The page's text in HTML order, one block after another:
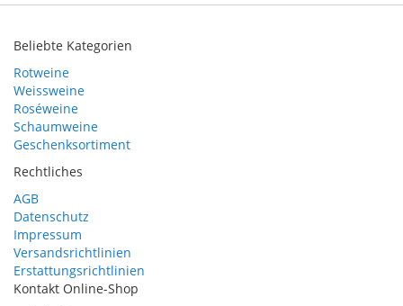
Beliebte Kategorien
Rotweine
Weissweine
Roséweine
Schaumweine
Geschenksortiment
Rechtliches
AGB
Datenschutz
Impressum
Versandsrichtlinien
Erstattungsrichtlinien
Kontakt Online-Shop